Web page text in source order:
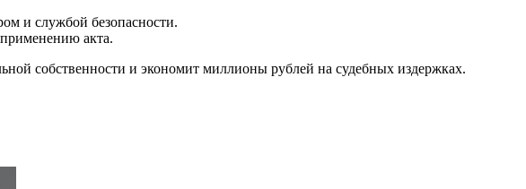
и службой безопасности.
акта.
собственности и экономит миллионы рублей на судебных издержках.